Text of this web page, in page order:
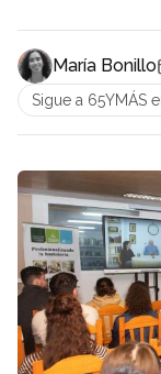
María Bonillo
Sigue a 65YMÁS